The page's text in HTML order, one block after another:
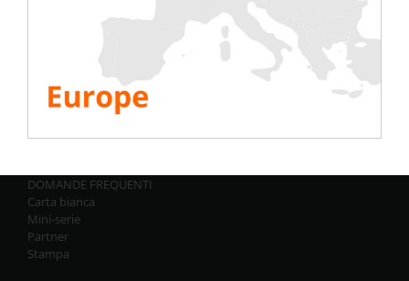
Messa in funzione IST
DOMANDE FREQUENTI
Carta bianca
Mini-serie
Partner
Stampa